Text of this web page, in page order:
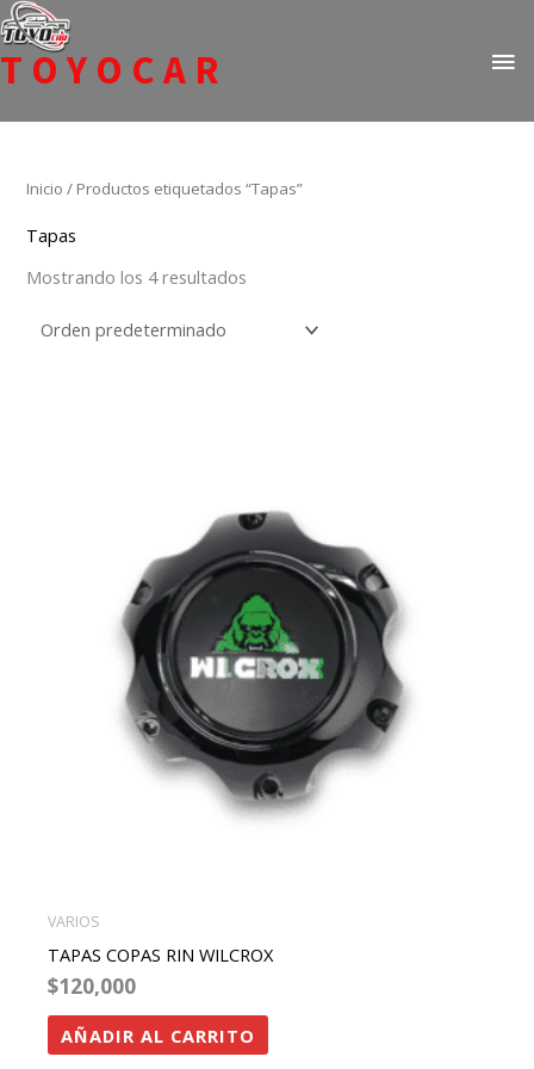
Ir
al
contenido
TOYOCAR
Inicio / Productos etiquetados “Tapas”
Tapas
Mostrando los 4 resultados
VARIOS
TAPAS COPAS RIN WILCROX
$120,000
AÑADIR AL CARRITO